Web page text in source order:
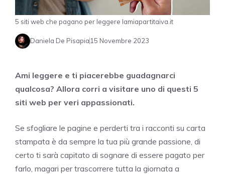
5 siti web che pagano per leggere lamiapartitaiva.it
Daniela De Pisapia 15 Novembre 2023
Ami leggere e ti piacerebbe guadagnarci
qualcosa? Allora corri a visitare uno di questi 5
siti web per veri appassionati.
Se sfogliare le pagine e perderti tra i racconti su carta
stampata è da sempre la tua più grande passione, di
certo ti sarà capitato di sognare di essere pagato per
farlo, magari per trascorrere tutta la giornata a